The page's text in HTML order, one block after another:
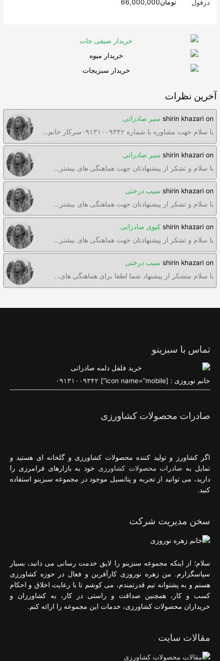
out of 5
تومان66,000,000
آخرین نظرات
shirin khazari on
سیر صادراتی
با سلام جهت مشاوره با شماره ۰۹۱۳۱۰۰۹۳۴۲سرکار خانم…
shirin khazari on
سیر صادراتی
با سلام و تشکر از پیشنهادتان جهت هماهنگی های بیشتر…
shirin khazari on
سیب درختی
با سلام و تشکر از پیشنهادتان جهت هماهنگی های بیشتر…
shirin khazari on
کیوی صادراتی
با سلام و تشکر از پیشنهادتان جهت هماهنگی های بیشتر…
shirin khazari on
سیب درختی
با سلام متشکر از پیشنهاد شما لطفا برای هماهنگی های…
تماس با سبزینو
خانم نوروزی : [icon name=”mobile”] ۰۹۱۳۱۰۰۹۳۴۲
صادرات محصولات کشاورزی
اگر کشاورز و تولید کننده محصولات کشاورزی و گلخانه ای هستید و
تمایل به صادرات محصولات کشاورزی خود به بازارهای فرامرزی را
دارید، می توانید از تجربه و پتانسیل موجود در مجموعه سبزینو استفاده
کنید.
سخن مدیریت شرکت
سلام؛ از اینکه مجموعه سبزینو را لایق خدمت رسانی می دانید، بسیار
سپاسگزارم. من زهره نوروزی کارآفرین و فعال در حوزه کشاورزی
هستم و به پشتوانه تیم قدرتمندم، می کوشم تا با رعایت اخلاق و احکام
کسب و کار، همچنین صداقت و راستی در کار، به کشاورزان و
خریداران محصولات کشاورزی، خدمات این مجموعه را ارائه کنم.
مقالات سایت